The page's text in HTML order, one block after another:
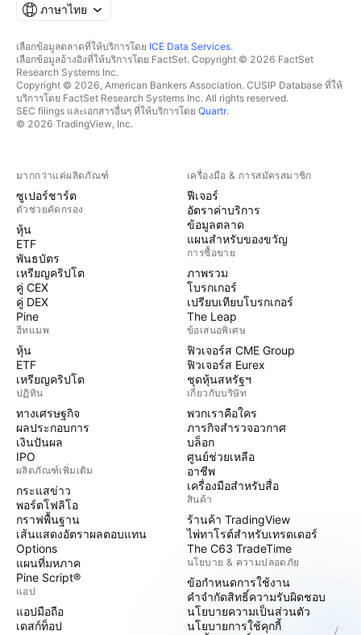
ภาษาไทย
เลือกข้อมูลตลาดที่ให้บริการโดย ICE Data Services.
เลือกข้อมูลอ้างอิงที่ให้บริการโดย FactSet. Copyright © 2026 FactSet
Research Systems Inc.
Copyright © 2026, American Bankers Association. CUSIP Database ที่ให้
บริการโดย FactSet Research Systems Inc. All rights reserved.
SEC filings และเอกสารอื่นๆ ที่ให้บริการโดย Quartr.
© 2026 TradingView, Inc.
มากกว่าแค่ผลิตภัณฑ์
ซูเปอร์ชาร์ต
ตัวช่วยคัดกรอง
หุ้น
ETF
พันธบัตร
เหรียญคริปโต
คู่ CEX
คู่ DEX
Pine
ฮีทแมพ
หุ้น
ETF
เหรียญคริปโต
ปฏิทิน
ทางเศรษฐกิจ
ผลประกอบการ
เงินปันผล
IPO
ผลิตภัณฑ์เพิ่มเติม
กระแสข่าว
พอร์ตโฟลิโอ
กราฟพื้นฐาน
เส้นแสดงอัตราผลตอบแทน
Options
แผนที่มหภาค
Pine Script®
แอป
แอปมือถือ
เดสก์ท็อป
เครื่องมือ & การสมัครสมาชิก
ฟีเจอร์
อัตราค่าบริการ
ข้อมูลตลาด
แผนสำหรับของขวัญ
การซื้อขาย
ภาพรวม
โบรกเกอร์
เปรียบเทียบโบรกเกอร์
The Leap
ข้อเสนอพิเศษ
ฟิวเจอร์ส CME Group
ฟิวเจอร์ส Eurex
ชุดหุ้นสหรัฐฯ
เกี่ยวกับบริษัท
พวกเราคือใคร
ภารกิจสำรวจอวกาศ
บล็อก
ศูนย์ช่วยเหลือ
อาชีพ
เครื่องมือสำหรับสื่อ
สินค้า
ร้านค้า TradingView
ไพ่ทาโรต์สำหรับเทรดเดอร์
The C63 TradeTime
นโยบาย & ความปลอดภัย
ข้อกำหนดการใช้งาน
คำจำกัดสิทธิ์ความรับผิดชอบ
นโยบายความเป็นส่วนตัว
นโยบายการใช้คุกกี้